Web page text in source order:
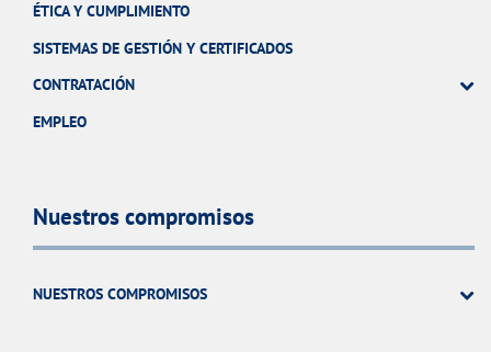
ÉTICA Y CUMPLIMIENTO
SISTEMAS DE GESTIÓN Y CERTIFICADOS
CONTRATACIÓN
EMPLEO
Nuestros compromisos
NUESTROS COMPROMISOS